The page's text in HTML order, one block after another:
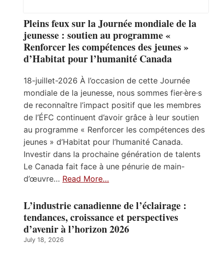
Pleins feux sur la Journée mondiale de la
jeunesse : soutien au programme «
Renforcer les compétences des jeunes »
d’Habitat pour l’humanité Canada
18-juillet-2026 À l’occasion de cette Journée
mondiale de la jeunesse, nous sommes fier·ère·s
de reconnaître l’impact positif que les membres
de l’ÉFC continuent d’avoir grâce à leur soutien
au programme « Renforcer les compétences des
jeunes » d’Habitat pour l’humanité Canada.
Investir dans la prochaine génération de talents
Le Canada fait face à une pénurie de main-
d’œuvre… Read More…
L’industrie canadienne de l’éclairage :
tendances, croissance et perspectives
d’avenir à l’horizon 2026
July 18, 2026